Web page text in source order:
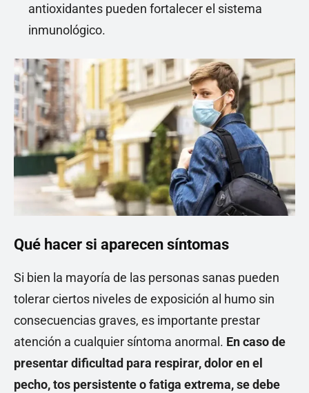
antioxidantes pueden fortalecer el sistema
inmunológico.
Qué hacer si aparecen síntomas
Si bien la mayoría de las personas sanas pueden
tolerar ciertos niveles de exposición al humo sin
consecuencias graves, es importante prestar
atención a cualquier síntoma anormal. En caso de
presentar dificultad para respirar, dolor en el
pecho, tos persistente o fatiga extrema, se debe